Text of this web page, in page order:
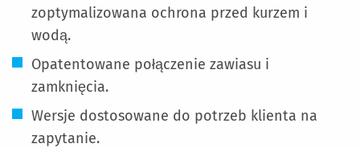
zoptymalizowana ochrona przed kurzem i
wodą.
Opatentowane połączenie zawiasu i
zamknięcia.
Wersje dostosowane do potrzeb klienta na
zapytanie.